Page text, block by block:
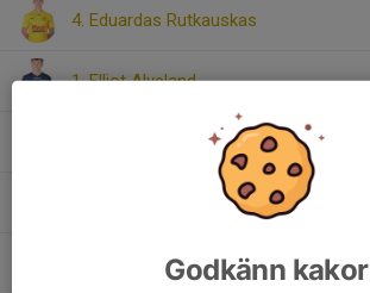
4. Eduardas Rutkauskas
1. Elliot Alveland
29. Elliot Månsson Gerbeshi
9. Luka PranicGodkänn kakor